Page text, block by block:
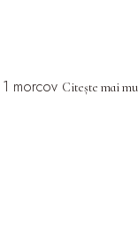
morcov Citește mai